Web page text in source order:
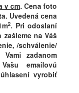
v cm. Cena foto
Uvedená cena
2. Pri odoslaní
na Váš
/schválenie/
zadanom
emailovú
vyrobiť